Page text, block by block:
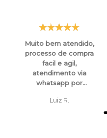
Muito bem atendido,
processo de compra
facil e agil,
atendimento via
whatsapp por
atenciosos e
Luiz R.